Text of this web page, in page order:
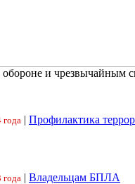
и чрезвычайным
года | Профилактика
года | Владельцам БПЛА